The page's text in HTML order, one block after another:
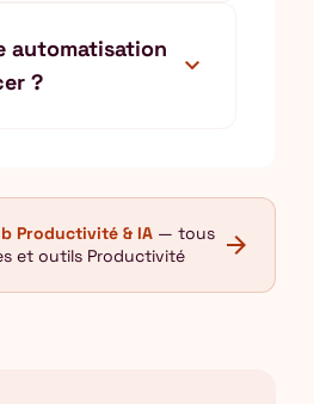
automatisation
?
expand_more
Productivité & IA — tous
et outils Productivité
arrow_forward